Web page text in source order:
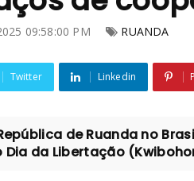
09:58:00 PM RUANDA
Twitter Linkedin
de Ruanda no
Dia da Libertação